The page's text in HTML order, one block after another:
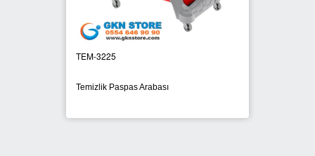
TEM-3225
Temizlik Paspas Arabası